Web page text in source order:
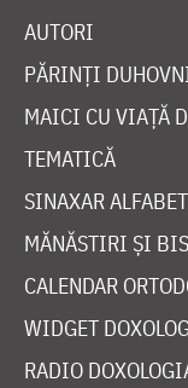
AUTORI
PĂRINȚI
MAICI CU VIAȚĂ
TEMATICĂ
SINAXAR
MĂNĂSTIRI ȘI
CALENDAR
WIDGET
RADIO